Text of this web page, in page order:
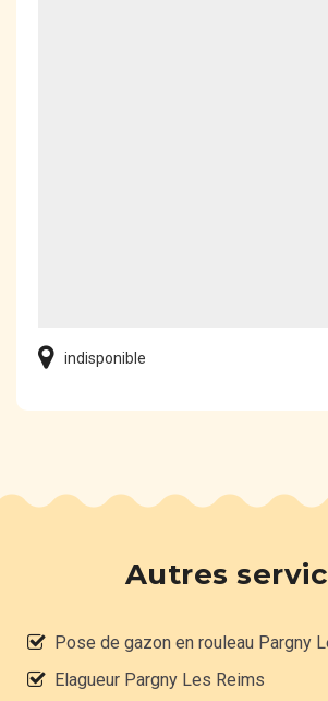
indisponible
Autres
Pose de gazon en rouleau Pargny
Elagueur Pargny Les Reims